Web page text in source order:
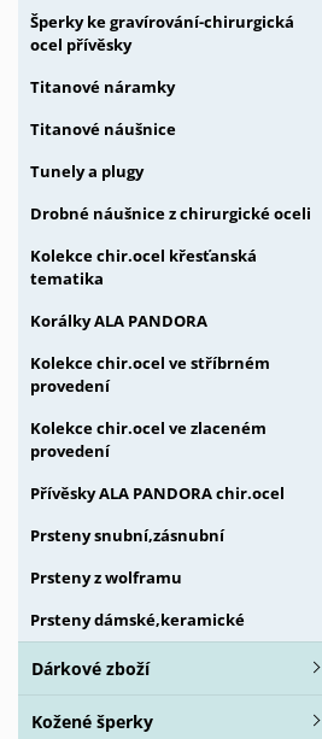
Šperky ke gravírování-chirurgická
ocel přívěsky
Titanové náramky
Titanové náušnice
Tunely a plugy
Drobné náušnice z chirurgické oceli
Kolekce chir.ocel křesťanská
tematika
Korálky ALA PANDORA
Kolekce chir.ocel ve stříbrném
provedení
Kolekce chir.ocel ve zlaceném
provedení
Přívěsky ALA PANDORA chir.ocel
Prsteny snubní,zásnubní
Prsteny z wolframu
Prsteny dámské,keramické
Dárkové zboží
Kožené šperky